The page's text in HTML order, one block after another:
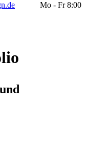
Mo - Fr 8:00